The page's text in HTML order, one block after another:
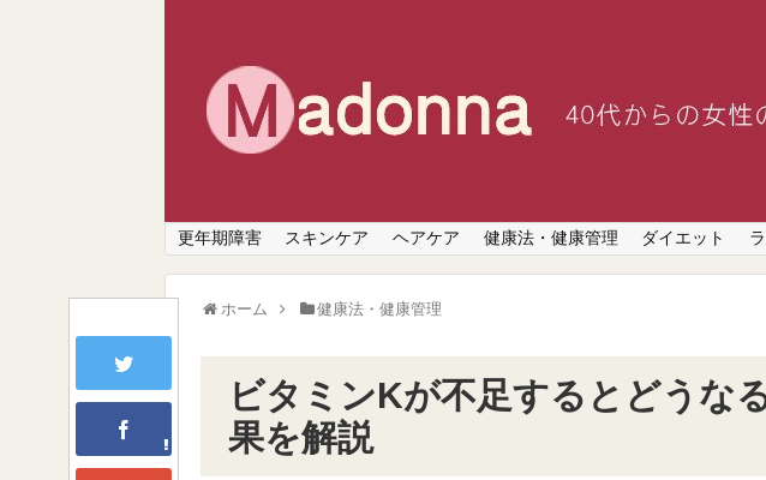
更年期障害 スキンケア ヘアケア 健康法・健康管理 ダイエット
ホーム 健康法・健康管理
ビタミンKが不足するとどうな
果を解説